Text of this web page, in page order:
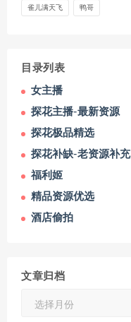
雀儿满天飞 鸭哥
目录列表
女主播
探花主播-最新资源
探花极品精选
探花补缺-老资源补充
福利姬
精品资源优选
酒店偷拍
文章归档